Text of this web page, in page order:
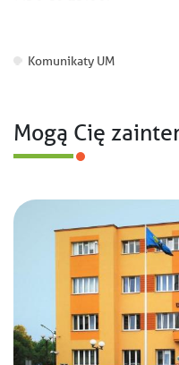
Komunikaty UM
Mogą Cię